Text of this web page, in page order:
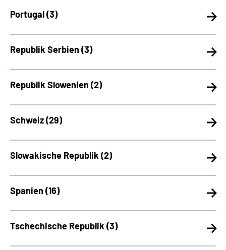
Portugal (3)
Republik Serbien (3)
Republik Slowenien (2)
Schweiz (29)
Slowakische Republik (2)
Spanien (16)
Tschechische Republik (3)